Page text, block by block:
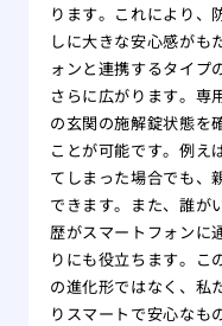
ります。これにより、
しに大きな安心感がも
ォンと連携するタイプ
さらに広がります。専
の玄関の施解錠状態を
ことが可能です。例え
てしまった場合でも、
できます。また、誰が
歴がスマートフォンに
りにも役立ちます。こ
の進化形ではなく、私
りスマートで安心なも